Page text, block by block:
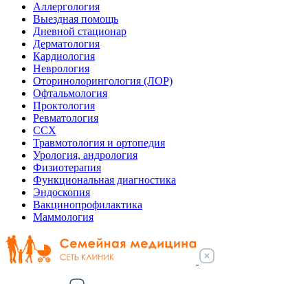
Аллергология
Выездная помощь
Дневной стационар
Дерматология
Кардиология
Неврология
Оторинолорингология (ЛОР)
Офтальмология
Проктология
Ревматология
ССХ
Травмотология и ортопедия
Урология, андрология
Физиотерапия
Функциональная диагностика
Эндоскопия
Вакцинопрофилактика
Маммология